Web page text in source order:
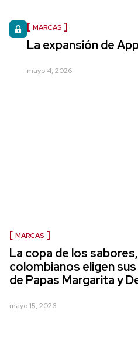
MARCAS
La expansión de
mayo 4, 2026
MARCAS
La copa de los
colombianos eligen
de Papas Margarita y
mayo 15, 2026